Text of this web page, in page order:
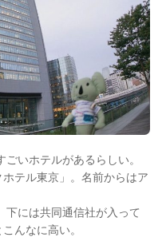
いホテルがあるらしい。
テル東京」。名前からはア
下には共同通信社が入って
んなに高い。